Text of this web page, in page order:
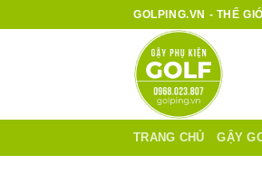
qua
GOLPING.VN - THẾ
TRANG CHỦ GẬY